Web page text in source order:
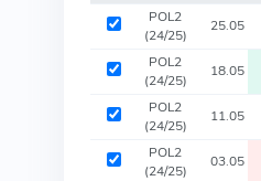
POL2
(24/25)
25.05
POL2
(24/25)
18.05
POL2
(24/25)
11.05
POL2
(24/25)
03.05